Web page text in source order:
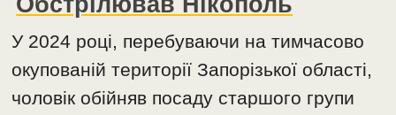
У 2024 році, перебуваючи на тимчасово
окупованій території Запорізької області,
чоловік обійняв посаду старшого групи